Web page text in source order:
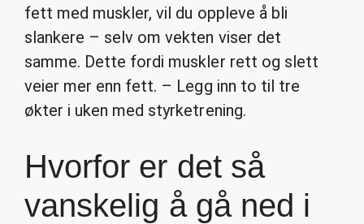
fett med muskler, vil du oppleve å bli
slankere – selv om vekten viser det
samme. Dette fordi muskler rett og slett
veier mer enn fett. – Legg inn to til tre
økter i uken med styrketrening.
Hvorfor er det så
vanskelig å gå ned i